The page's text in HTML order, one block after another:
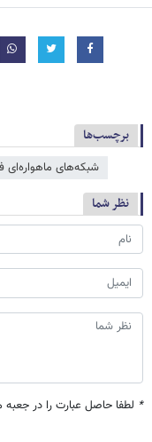
برچسب‌ها
شبکه‌های ماهواره‌ای
نظر شما
* لطفا حاصل عبارت را در جعبه